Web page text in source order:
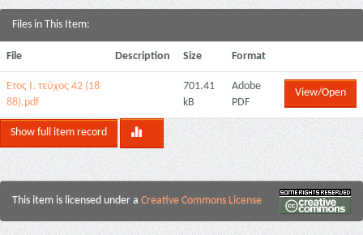
Files in This Item:
File Description Size Format
Έτος Ι. τεύχος 42 (18
88).pdf
701.41
kB
Adobe
PDF
View/Open
Show full item record
This item is licensed under a Creative Commons License